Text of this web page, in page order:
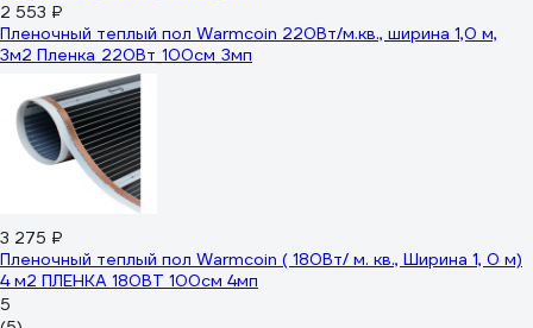
2 553 ₽
Пленочный теплый пол Warmcoin 220Вт/м.кв., ширина 1,0 м,
3м2 Пленка_220Вт_100см_3мп
3 275 ₽
Пленочный теплый пол Warmcoin ( 180Вт/ м. кв., Ширина 1, 0 м)
4 м2 ПЛЕНКА 180ВТ 100см 4мп
5